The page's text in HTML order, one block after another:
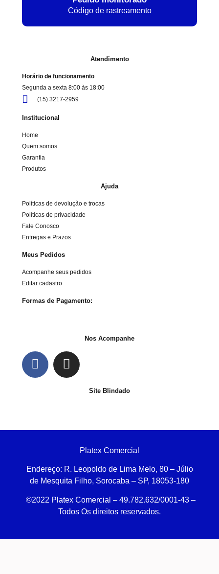
Código de rastreamento
Atendimento
Horário de funcionamento
Segunda a sexta 8:00 às 18:00
(15) 3217-2959
Institucional
Home
Quem somos
Garantia
Produtos
Ajuda
Políticas de devolução e trocas
Políticas de privacidade
Fale Conosco
Entregas e Prazos
Meus Pedidos
Acompanhe seus pedidos
Editar cadastro
Formas de Pagamento:
Nos Acompanhe
Site Blindado
Platex Comercial
Endereço: R. Leopoldo de Lima Melo, 80 – Júlio
de Mesquita Filho, Sorocaba – SP, 18053-180
©2022 Platex Comercial – 49.782.632/0001-43 –
Todos Os direitos reservados.